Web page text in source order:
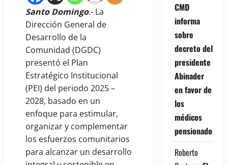
Santo Domingo.- La
Dirección General de
Desarrollo de la
Comunidad (DGDC)
presentó el Plan
Estratégico Institucional
(PEI) del periodo 2025 –
2028, basado en un
enfoque para estimular,
organizar y complementar
los esfuerzos comunitarios
para alcanzar un desarrollo
CMD
informa
sobre
decreto del
presidente
Abinader
en favor de
los
médicos
pensionados
Roberto